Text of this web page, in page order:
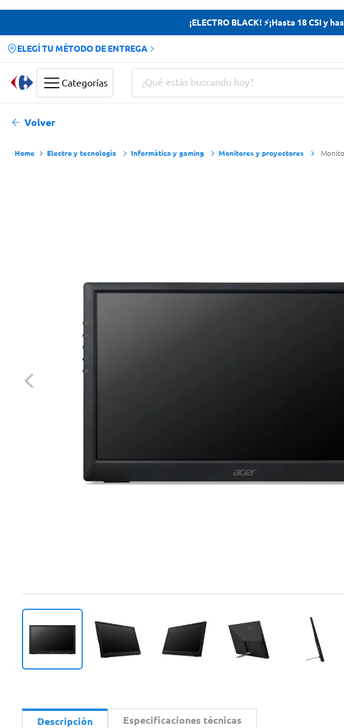
¡ELECTRO BLACK! ⚡¡Hasta 18 CSI y
ELEGÍ TU MÉTODO DE ENTREGA
Categorías
¿Qué estás buscando hoy?
Volver
Electro y tecnología Informática y gaming Monitores y proyectores
Descripción Especificaciones técnicas
Términos más buscados